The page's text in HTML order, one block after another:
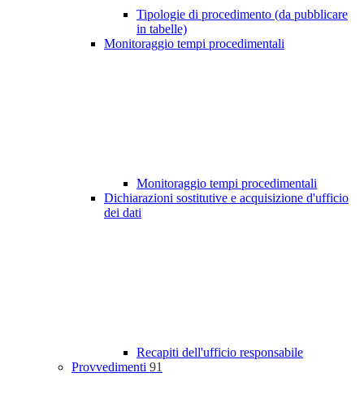
Tipologie di procedimento (da pubblicare
in tabelle)
Monitoraggio tempi procedimentali
Monitoraggio tempi procedimentali
Dichiarazioni sostitutive e acquisizione d'ufficio
dei dati
Recapiti dell'ufficio responsabile
Provvedimenti 91